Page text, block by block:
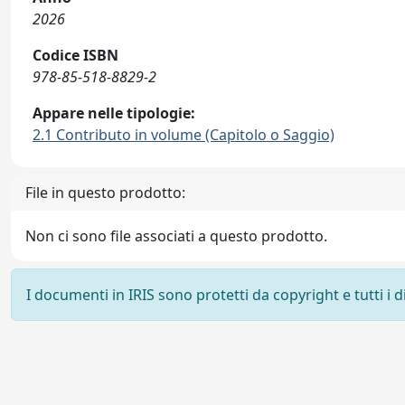
2026
Codice ISBN
978-85-518-8829-2
Appare nelle tipologie:
2.1 Contributo in volume (Capitolo o Saggio)
File in questo prodotto:
Non ci sono file associati a questo prodotto.
I documenti in IRIS sono protetti da copyright e tutti i